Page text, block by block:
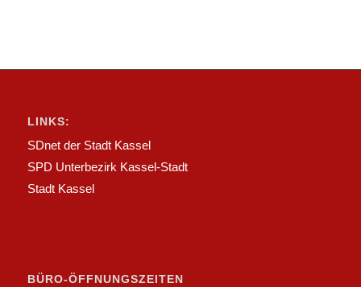
LINKS:
SDnet der Stadt Kassel
SPD Unterbezirk Kassel-Stadt
Stadt Kassel
BÜRO-ÖFFNUNGSZEITEN